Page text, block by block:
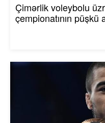
Çimərlik voleybolu
çempionatının püşkü